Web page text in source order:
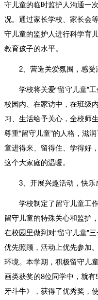
守儿童的临时监护人沟通一
况。通过家长学校、家长会
守儿童的监护人进行科学育
教育孩子的水平。
2、营造关爱氛围，感受
学校将关爱“留守儿童”
校园内、在家访中，在班级
习、生活给予关心，全校师
尊重“留守儿童”的人格，滋
童进得来、留得住、学得好
这个大家庭的温暖。
3、开展兴趣活动，快乐
学校制定了留守儿童工
留守儿童的特殊关心和监护
在校园里做到对“留守儿童”
优先照顾，活动上优先参加
环境。本学期，积极留守儿
画类获奖的8位同学中，就
牙斗牛》，获得了优秀奖，